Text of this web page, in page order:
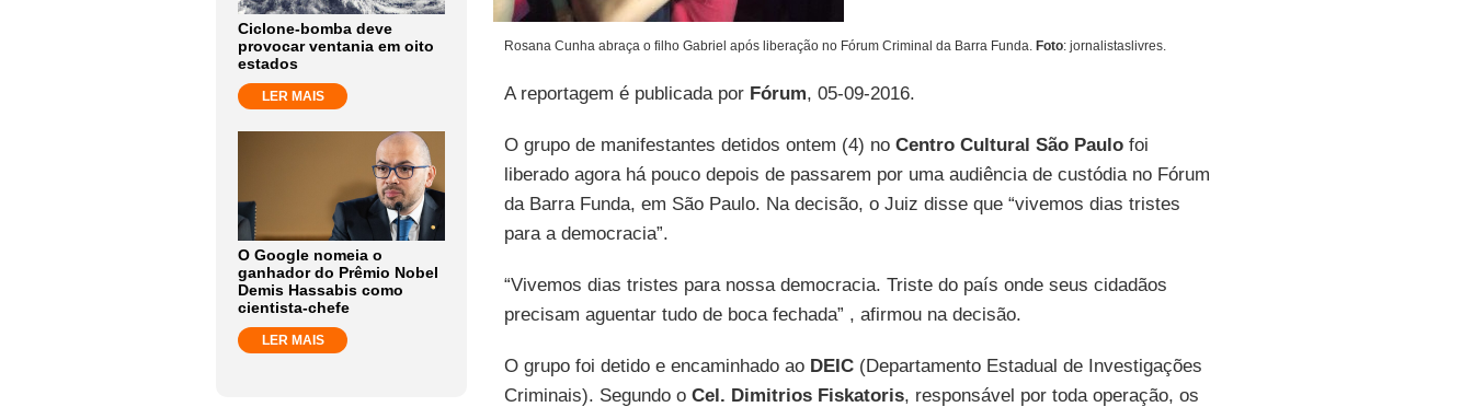
Ciclone-bomba deve
provocar ventania em oito
estados
LER MAIS
O Google nomeia o
ganhador do Prêmio Nobel
Demis Hassabis como
cientista-chefe
LER MAIS
Rosana Cunha abraça o filho Gabriel após liberação no Fórum Criminal da Barra Funda. Foto: jornalistaslivres.
A reportagem é publicada por Fórum, 05-09-2016.
O grupo de manifestantes detidos ontem (4) no Centro Cultural São Paulofoi
liberado agora há pouco depois de passarem por uma audiência de custódia no Fórum
da Barra Funda, em São Paulo. Na decisão, o Juiz disse que “vivemos dias tristes
para a democracia”.
“Vivemos dias tristes para nossa democracia. Triste do país onde seus cidadãos
precisam aguentar tudo de boca fechada” , afirmou na decisão.
O grupo foi detido e encaminhado ao DEIC(Departamento Estadual de Investigações
Criminais). Segundo o Cel. Dimitrios Fiskatoris, responsável por toda operação, os